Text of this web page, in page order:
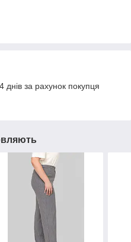
за рахунок покупця